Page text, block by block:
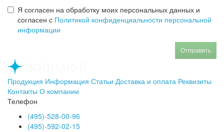
Я согласен на обработку моих персональных данных и
согласен с Политикой конфиденциальности персональной
информации
Отправить
Продукция Информация Статьи Доставка и оплата Реквизиты
Контакты О компании
Телефон
(495)-528-00-96
(495)-592-02-15